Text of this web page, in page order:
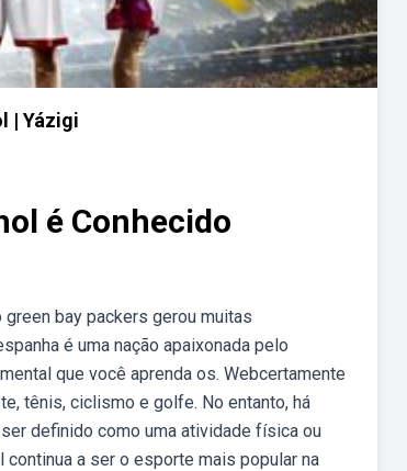
| Yázigi
é Conhecido
bay packers gerou muitas
é uma nação apaixonada pelo
que você aprenda os. Webcertamente
tênis, ciclismo e golfe. No entanto, há
definido como uma atividade física ou
a ser o esporte mais popular na